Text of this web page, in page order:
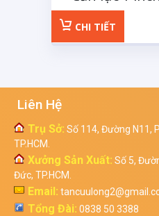
1000Nm
CHI TIẾT
Liên Hệ
Trụ Sở: Số 114, Đường N11,
TP.HCM.
Xưởng Sản Xuất: Số 5,
Đức, TP.HCM.
Email:
Tổng Đài: 0838 50 3388